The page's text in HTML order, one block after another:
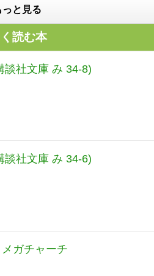
っと見る
読む本
談社文庫 み 34-8)
談社文庫 み 34-6)
ガチャーチ